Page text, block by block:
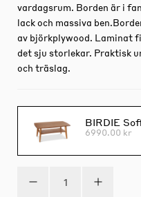
vardagsrum. Borden är i
lack och massiva
av björkplywood. Laminat
det sju storlekar. Praktisk
och träslag.
BIRDIE
6990.00 kr